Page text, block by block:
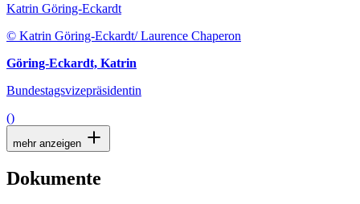
Katrin Göring-Eckardt
© Katrin Göring-Eckardt/ Laurence Chaperon
Göring-Eckardt, Katrin
Bundestagsvizepräsidentin
()
mehr anzeigen
Dokumente